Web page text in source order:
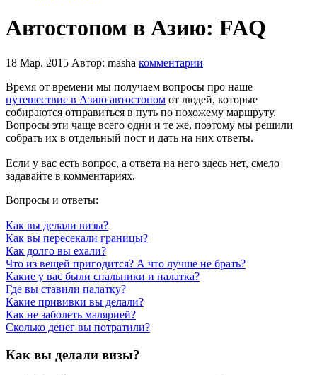
Автостопом в Азию: FAQ
18 Мар. 2015 Автор: masha комментарии
Время от времени мы получаем вопросы про наше
путешествие в Азию автостопом от людей, которые
собираются отправиться в путь по похожему маршруту.
Вопросы эти чаще всего одни и те же, поэтому мы решили
собрать их в отдельный пост и дать на них ответы.
Если у вас есть вопрос, а ответа на него здесь нет, смело
задавайте в комментариях.
Вопросы и ответы:
Как вы делали визы?
Как вы пересекали границы?
Как долго вы ехали?
Что из вещей пригодится? А что лучше не брать?
Какие у вас были спальники и палатка?
Где вы ставили палатку?
Какие прививки вы делали?
Как не заболеть малярией?
Сколько денег вы потратили?
Как вы делали визы?